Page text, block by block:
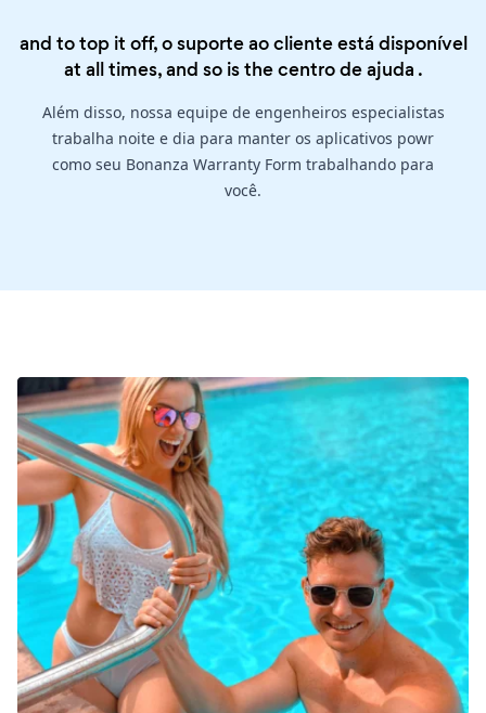
and to top it off, o suporte ao cliente está disponível
at all times, and so is thecentro de ajuda .
Além disso, nossa equipe de engenheiros especialistas
trabalha noite e dia para manter os aplicativos powr
como seu Bonanza Warranty Form trabalhando para
você.